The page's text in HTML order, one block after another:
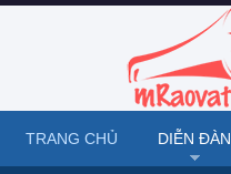
TRANG CHỦ DIỄN ĐÀN